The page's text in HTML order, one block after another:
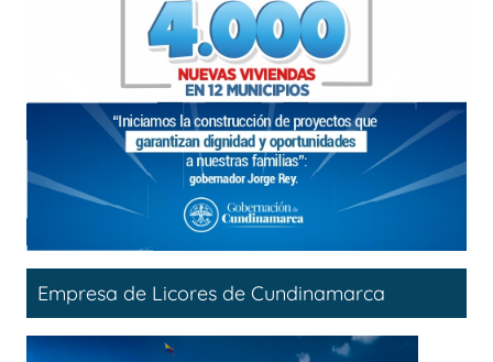
Empresa de Licores de Cundinamarca